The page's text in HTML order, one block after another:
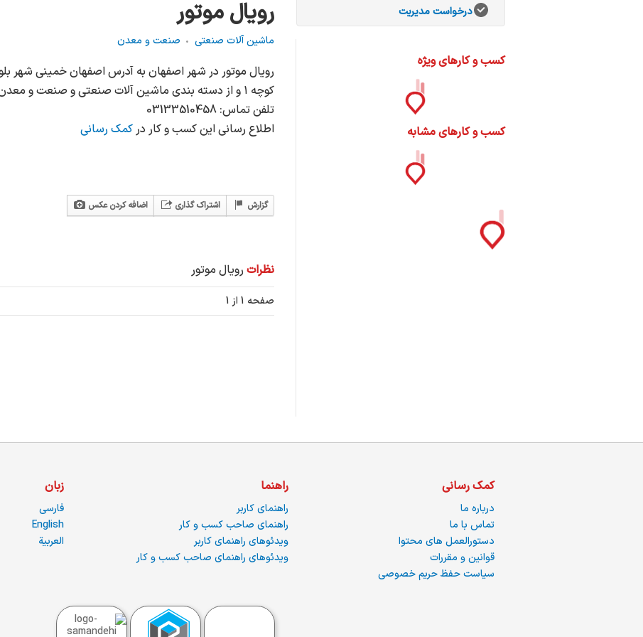
رویال موتور
ماشین آلات صنعتی
صنعت و معدن
رویال موتور در شهر اصفهان به آدرس اصفهان خمینی شهر
کوچه ۱ و از دسته بندی ماشین آلات صنعتی و صنعت و معدن می باشد.
تلفن تماس: 03133510458
اطلاع رسانی این کسب و کار درکمک رسانی
اضافه کردن عکس اشتراک گذاری گزارش
نظرات رویال موتور
صفحه 1 از 1
درخواست مدیریت
کسب و کارهای ویژه
کسب و کارهای مشابه
کمک رسانی
درباره ما
تماس با ما
دستورالعمل های محتوا
قوانین و مقررات
سیاست حفظ حریم خصوصی
راهنما
راهنمای کاربر
راهنمای صاحب کسب و کار
ویدئوهای راهنمای کاربر
ویدئوهای راهنمای صاحب کسب و کار
زبان
فارسی
English
العربية